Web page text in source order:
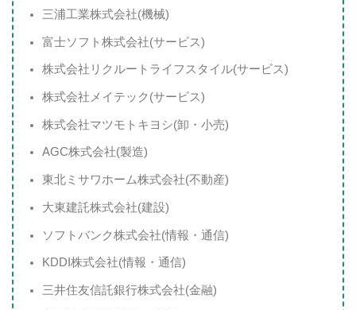
三浦工業株式会社(機械)
富士ソフト株式会社(サービス)
株式会社リクルートライフスタイル(サービス)
株式会社メイテック(サービス)
株式会社マツモトキヨシ(卸・小売)
AGC株式会社(製造)
東北ミサワホーム株式会社(不動産)
大東建託株式会社(建設)
ソフトバンク株式会社(情報・通信)
KDDI株式会社(情報・通信)
三井住友信託銀行株式会社(金融)